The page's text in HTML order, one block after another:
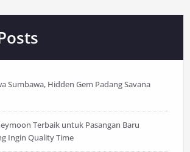
Sumbawa, Hidden Gem Padang Savana
Terbaik untuk Pasangan Baru
Ingin Quality Time